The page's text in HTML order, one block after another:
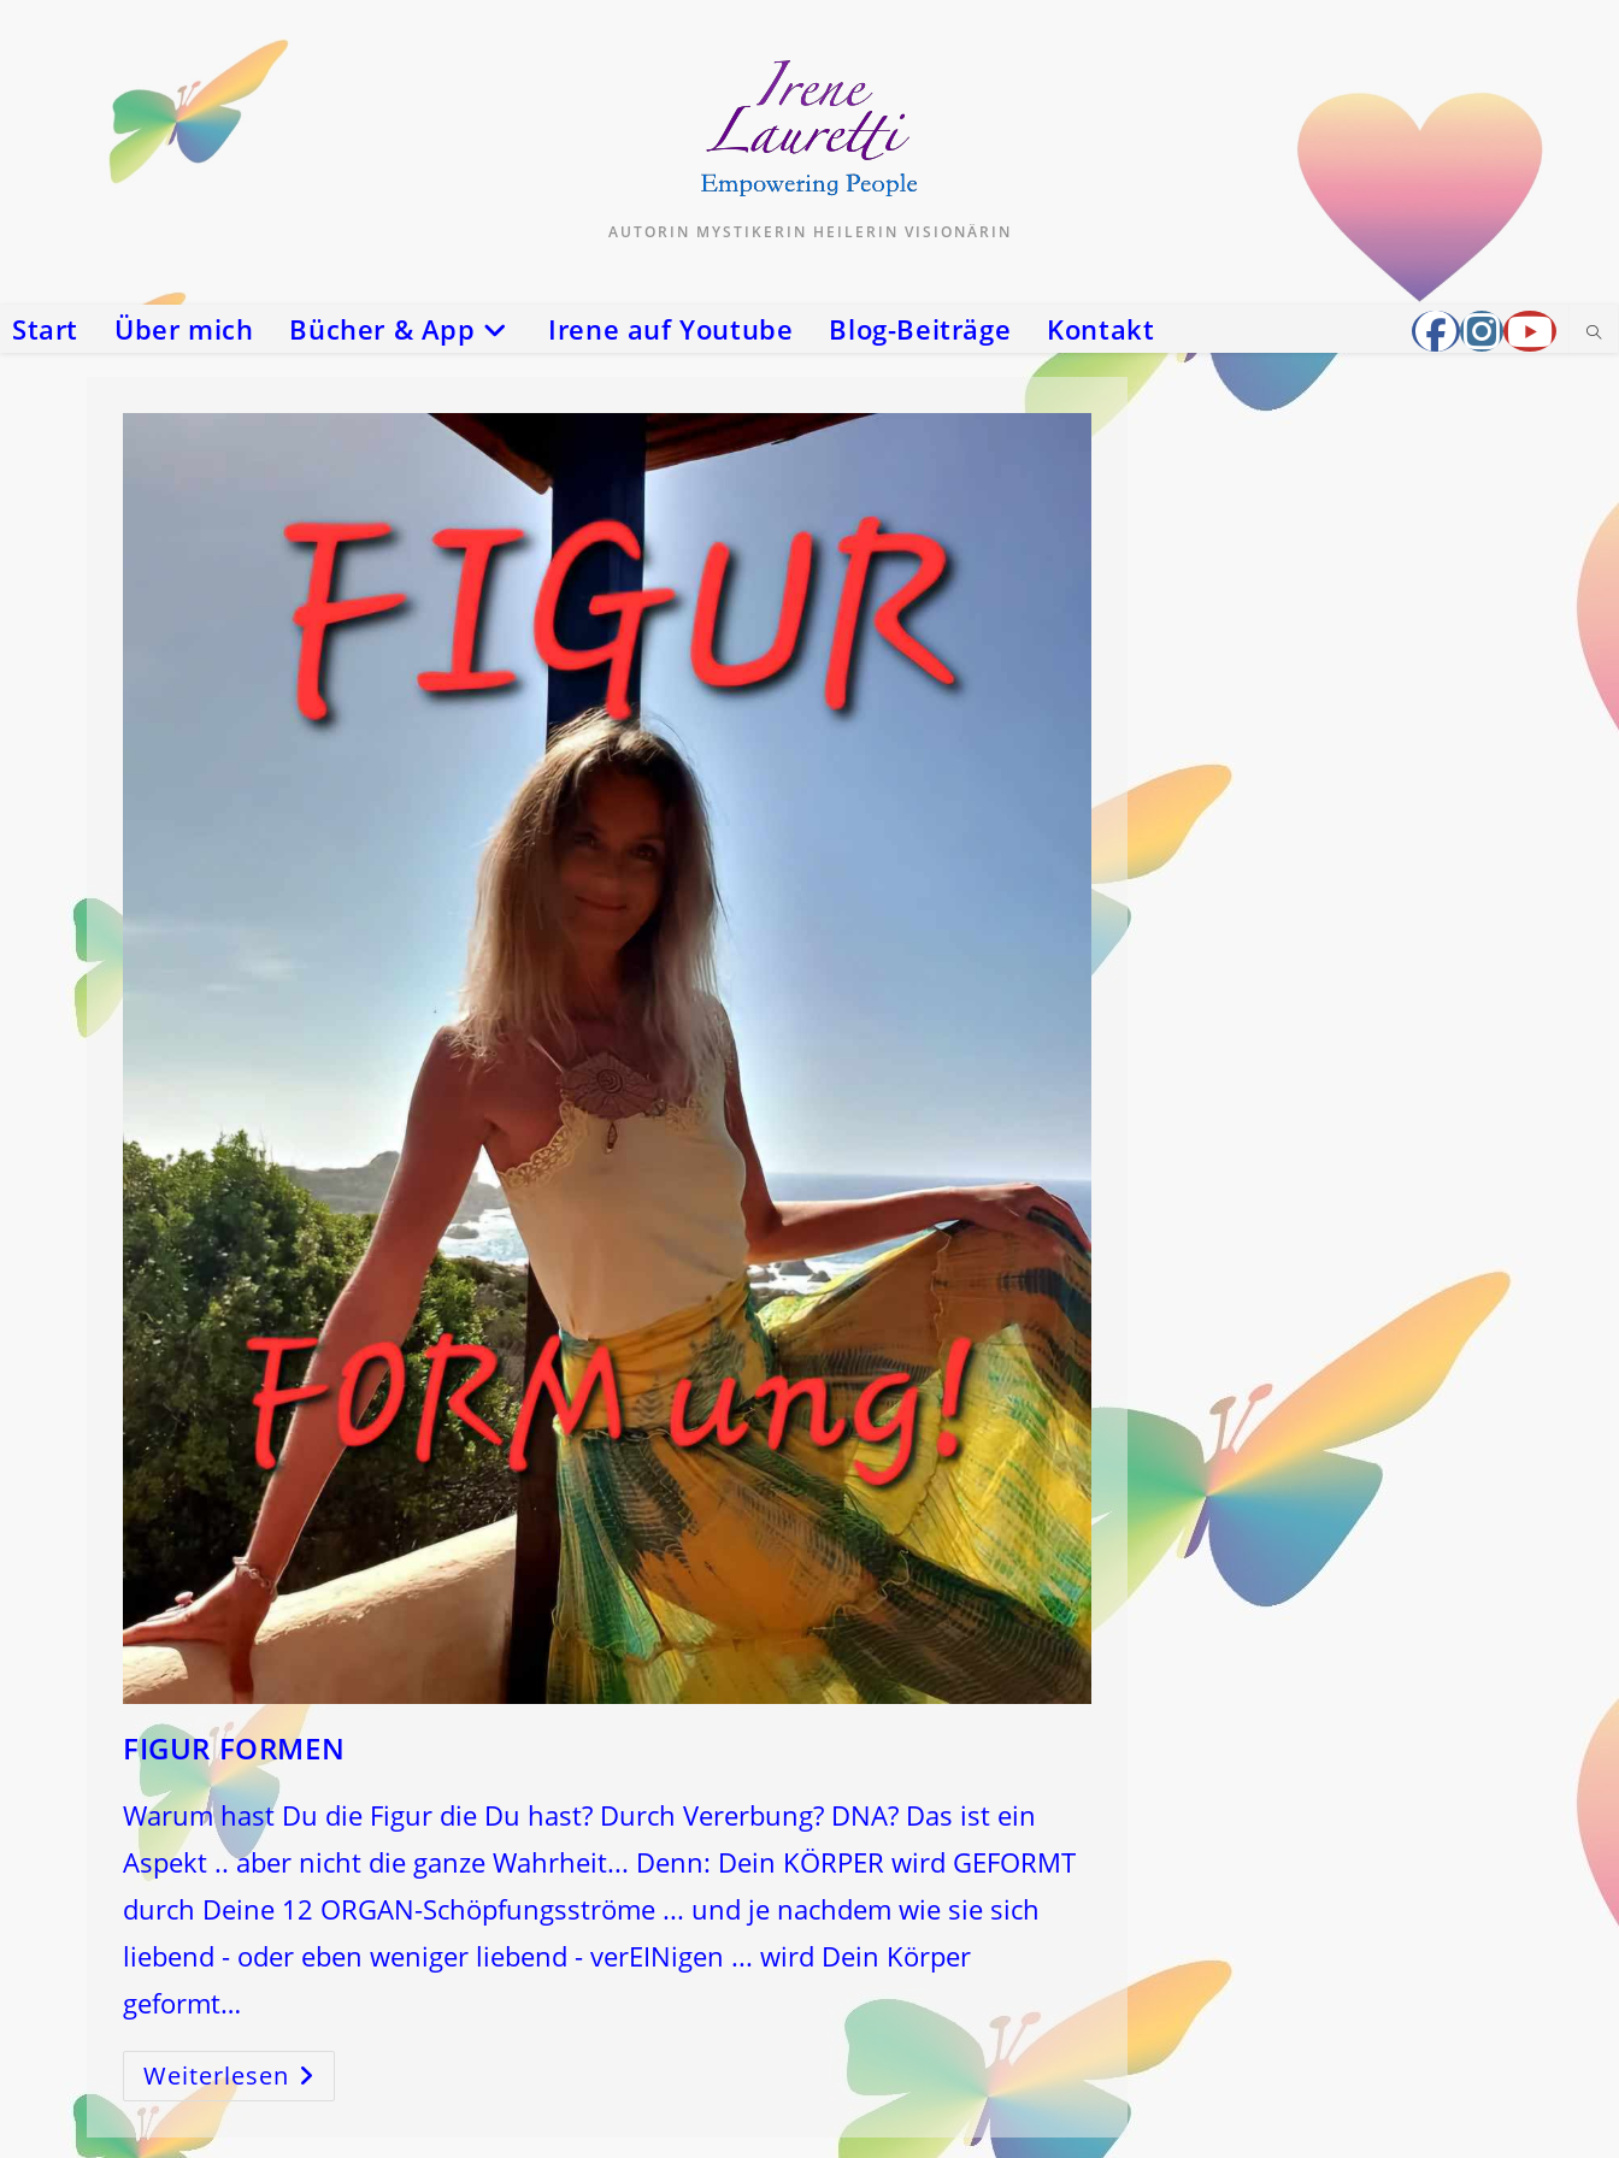
AUTORIN MYSTIKERIN HEILERIN VISIONÄRIN
Start Über mich Bücher & App Irene auf Youtube Blog-Beiträge Kontakt
FIGUR FORMEN
Warum hast Du die Figur die Du hast? Durch Vererbung? DNA? Das ist ein
Aspekt .. aber nicht die ganze Wahrheit... Denn: Dein KÖRPER wird GEFORMT
durch Deine 12 ORGAN-Schöpfungsströme ... und je nachdem wie sie sich
liebend - oder eben weniger liebend - verEINigen ... wird Dein Körper
geformt…
Weiterlesen FIGUR
FORMEN